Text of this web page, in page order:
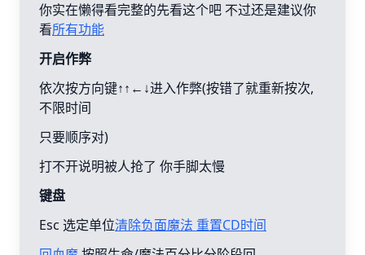
你实在懒得看完整的先看这个吧 不过还是建议你
看所有功能
开启作弊
依次按方向键↑↑←↓进入作弊(按错了就重新按次,
不限时间
只要顺序对)
打不开说明被人抢了 你手脚太慢
键盘
Esc 选定单位清除负面魔法 重置CD时间